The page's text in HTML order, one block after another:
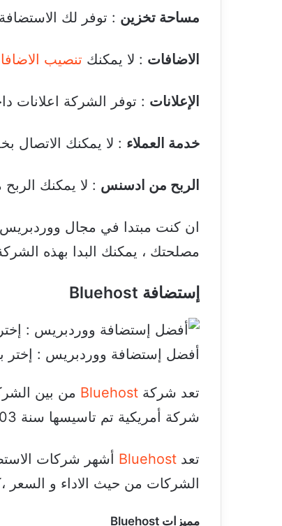
مساحة تخزين : توفر لك الاستضافة
الاضافات : لا يمكنك تنصيب
الإعلانات : توفر الشركة اعلانات
خدمة العملاء : لا يمكنك الاتصال
الربح من ادسنس : لا يمكنك
ان كنت مبتدا في مجال ووردبريس
مصلحتك ، يمكنك البدا بهذه
إستضافة Bluehost
أفضل إستضافة ووردبريس : إختر
تعد شركة Bluehost من بين
شركة أمريكية تم تاسيسها سنة 2003 , و تستضيف اكثر من 2 مليون موقع على الانترنت .
تعد Bluehost أشهر شركات
الشركات من حيث الاداء و السعر
مميزات Bluehost